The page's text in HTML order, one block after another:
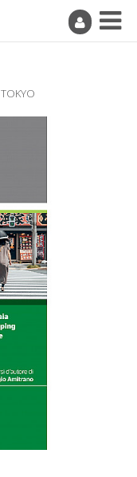
TOKYO